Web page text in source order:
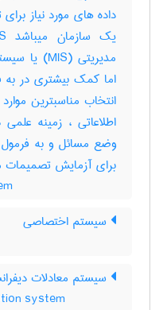
داده های مورد نیاز
اما کمک بیشتری در به
اطلاعاتی ، زمینه
وضع مسائل و به
برای آزمایش
سیستم اختصاصی
سیستم معادلات
system